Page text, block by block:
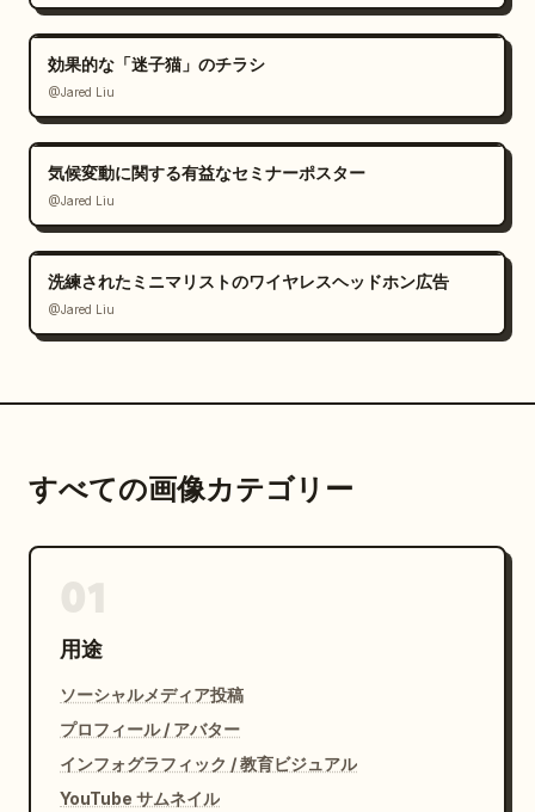
効果的な「迷子猫」のチラシ
@Jared Liu
気候変動に関する有益なセミナーポスター
@Jared Liu
洗練されたミニマリストのワイヤレスヘッドホン広告
@Jared Liu
すべての画像カテゴリー
用途
ソーシャルメディア投稿
プロフィール / アバター
インフォグラフィック / 教育ビジュアル
YouTube サムネイル